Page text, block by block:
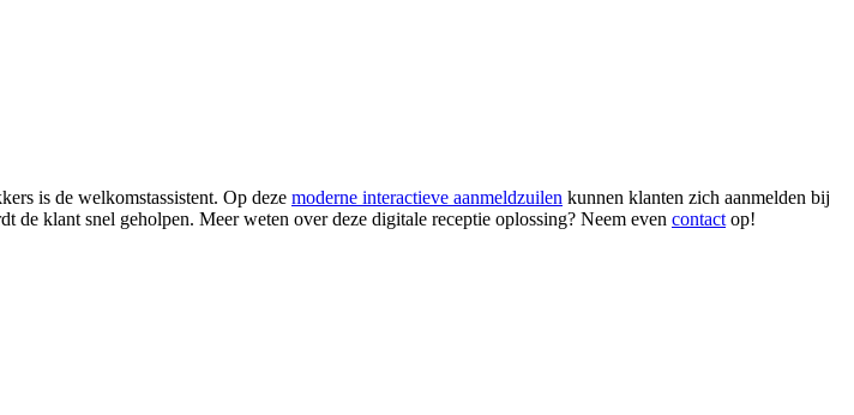
is de welkomstassistent. Op deze moderne interactieve aanmeldzuilen kunnen klanten zich aanmelden bij
de klant snel geholpen. Meer weten over deze digitale receptie oplossing? Neem even contact op!